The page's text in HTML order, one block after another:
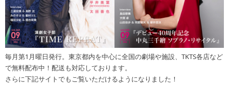
毎月第1月曜日発行。東京都内を中心に全国の劇場や施設、TKTS各店など
で無料配布中！配送も対応しております。
さらに下記サイトでもご覧いただけるようになりました！